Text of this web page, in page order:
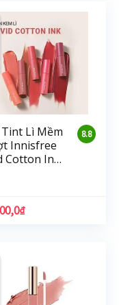
8.8
Lì Mềm
Innisfree
Cotton Ink
₫